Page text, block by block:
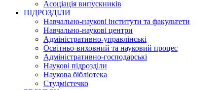
Асоціація випускників
ПІДРОЗДІЛИ
Навчально-наукові інститути та факультети
Навчально-наукові центри
Адміністративно-управлінські
Освітньо-виховний та науковий процес
Адміністративно-господарські
Наукові підрозділи
Наукова бібліотека
Студмістечко